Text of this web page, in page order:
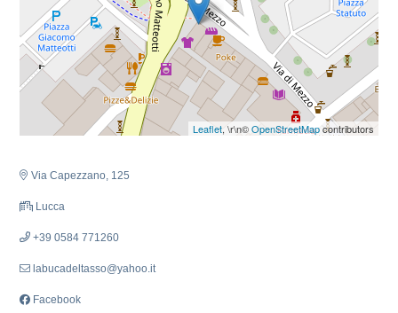
Leaflet, \r\n©OpenStreetMapcontributors
Via Capezzano, 125
Lucca
+39 0584 771260
labucadeltasso@yahoo.it
Facebook